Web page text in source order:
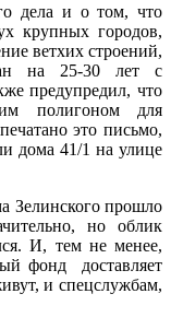
дела и о том, что
крупных городов,
ветхих строений,
на 25-30 лет с
предупредил, что
полигоном для
это письмо,
дома 41/1 на улице
Зелинского прошло
но облик
И, тем не менее,
фонд доставляет
и спецслужбам,